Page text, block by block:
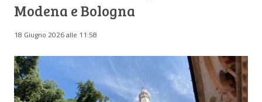
Modena e Bologna
18 Giugno 2026 alle 11:58